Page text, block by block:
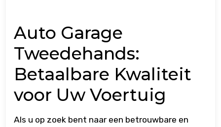
Auto Garage
Tweedehands:
Betaalbare Kwaliteit
voor Uw Voertuig
Als u op zoek bent naar een betrouwbare en